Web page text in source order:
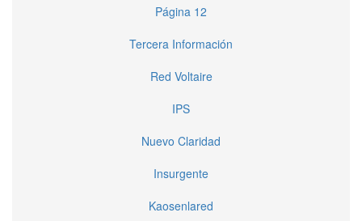
Página 12
Tercera Información
Red Voltaire
IPS
Nuevo Claridad
Insurgente
Kaosenlared